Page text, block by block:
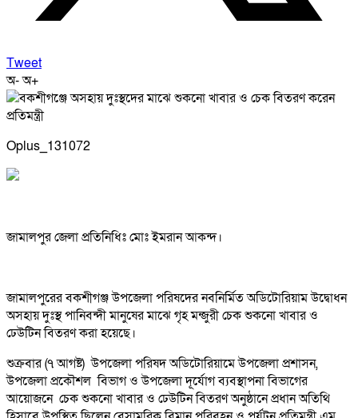
Tweet
অ-অ+
Oplus_131072
জামালপুর জেলা প্রতিনিধিঃ মোঃ ইমরান আকন্দ।
জামালপুরের বকশীগঞ্জ উপজেলা পরিষদের নবনির্মিত অডিটোরিয়াম উদ্বোধন
অসহায় দুঃস্থ পানিবন্দী মানুষের মাঝে গৃহ মন্জুরী চেক শুকনো খাবার ও
ঢেউটিন বিতরণ করা হয়েছে।
শুক্রবার (৭ আগষ্ট) উপজেলা পরিষদ অডিটোরিয়ামে উপজেলা প্রশাসন,
উপজেলা প্রকৌশল বিভাগ ও উপজেলা দূর্যোগ ব্যবস্থাপনা বিভাগের
আয়োজনে চেক শুকনো খাবার ও ঢেউটিন বিতরণ অনুষ্ঠানে প্রধান অতিথি